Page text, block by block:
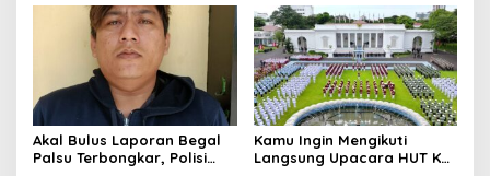
Terbaik Dunia
Diringkus dan Barang Bukti
1,1 Ton Rp119 Miliar
Dimusnahkan
Akal Bulus Laporan Begal
Palsu Terbongkar, Polisi
Kamu Ingin Mengikuti
Langsung Upacara HUT Ke-